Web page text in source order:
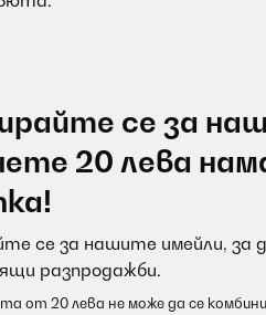
се за
20 лева
се за нашите имейли, за
разпродажби.
от 20 лева не може да се